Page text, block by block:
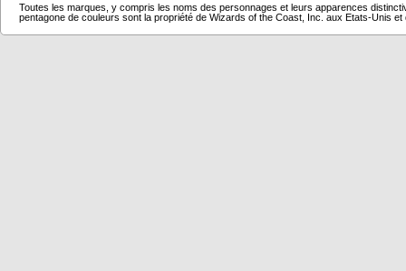
Toutes les marques, y compris les noms des personnages et leurs apparences
pentagone de couleurs sont la propriété de Wizards of the Coast, Inc. aux Etats-Unis